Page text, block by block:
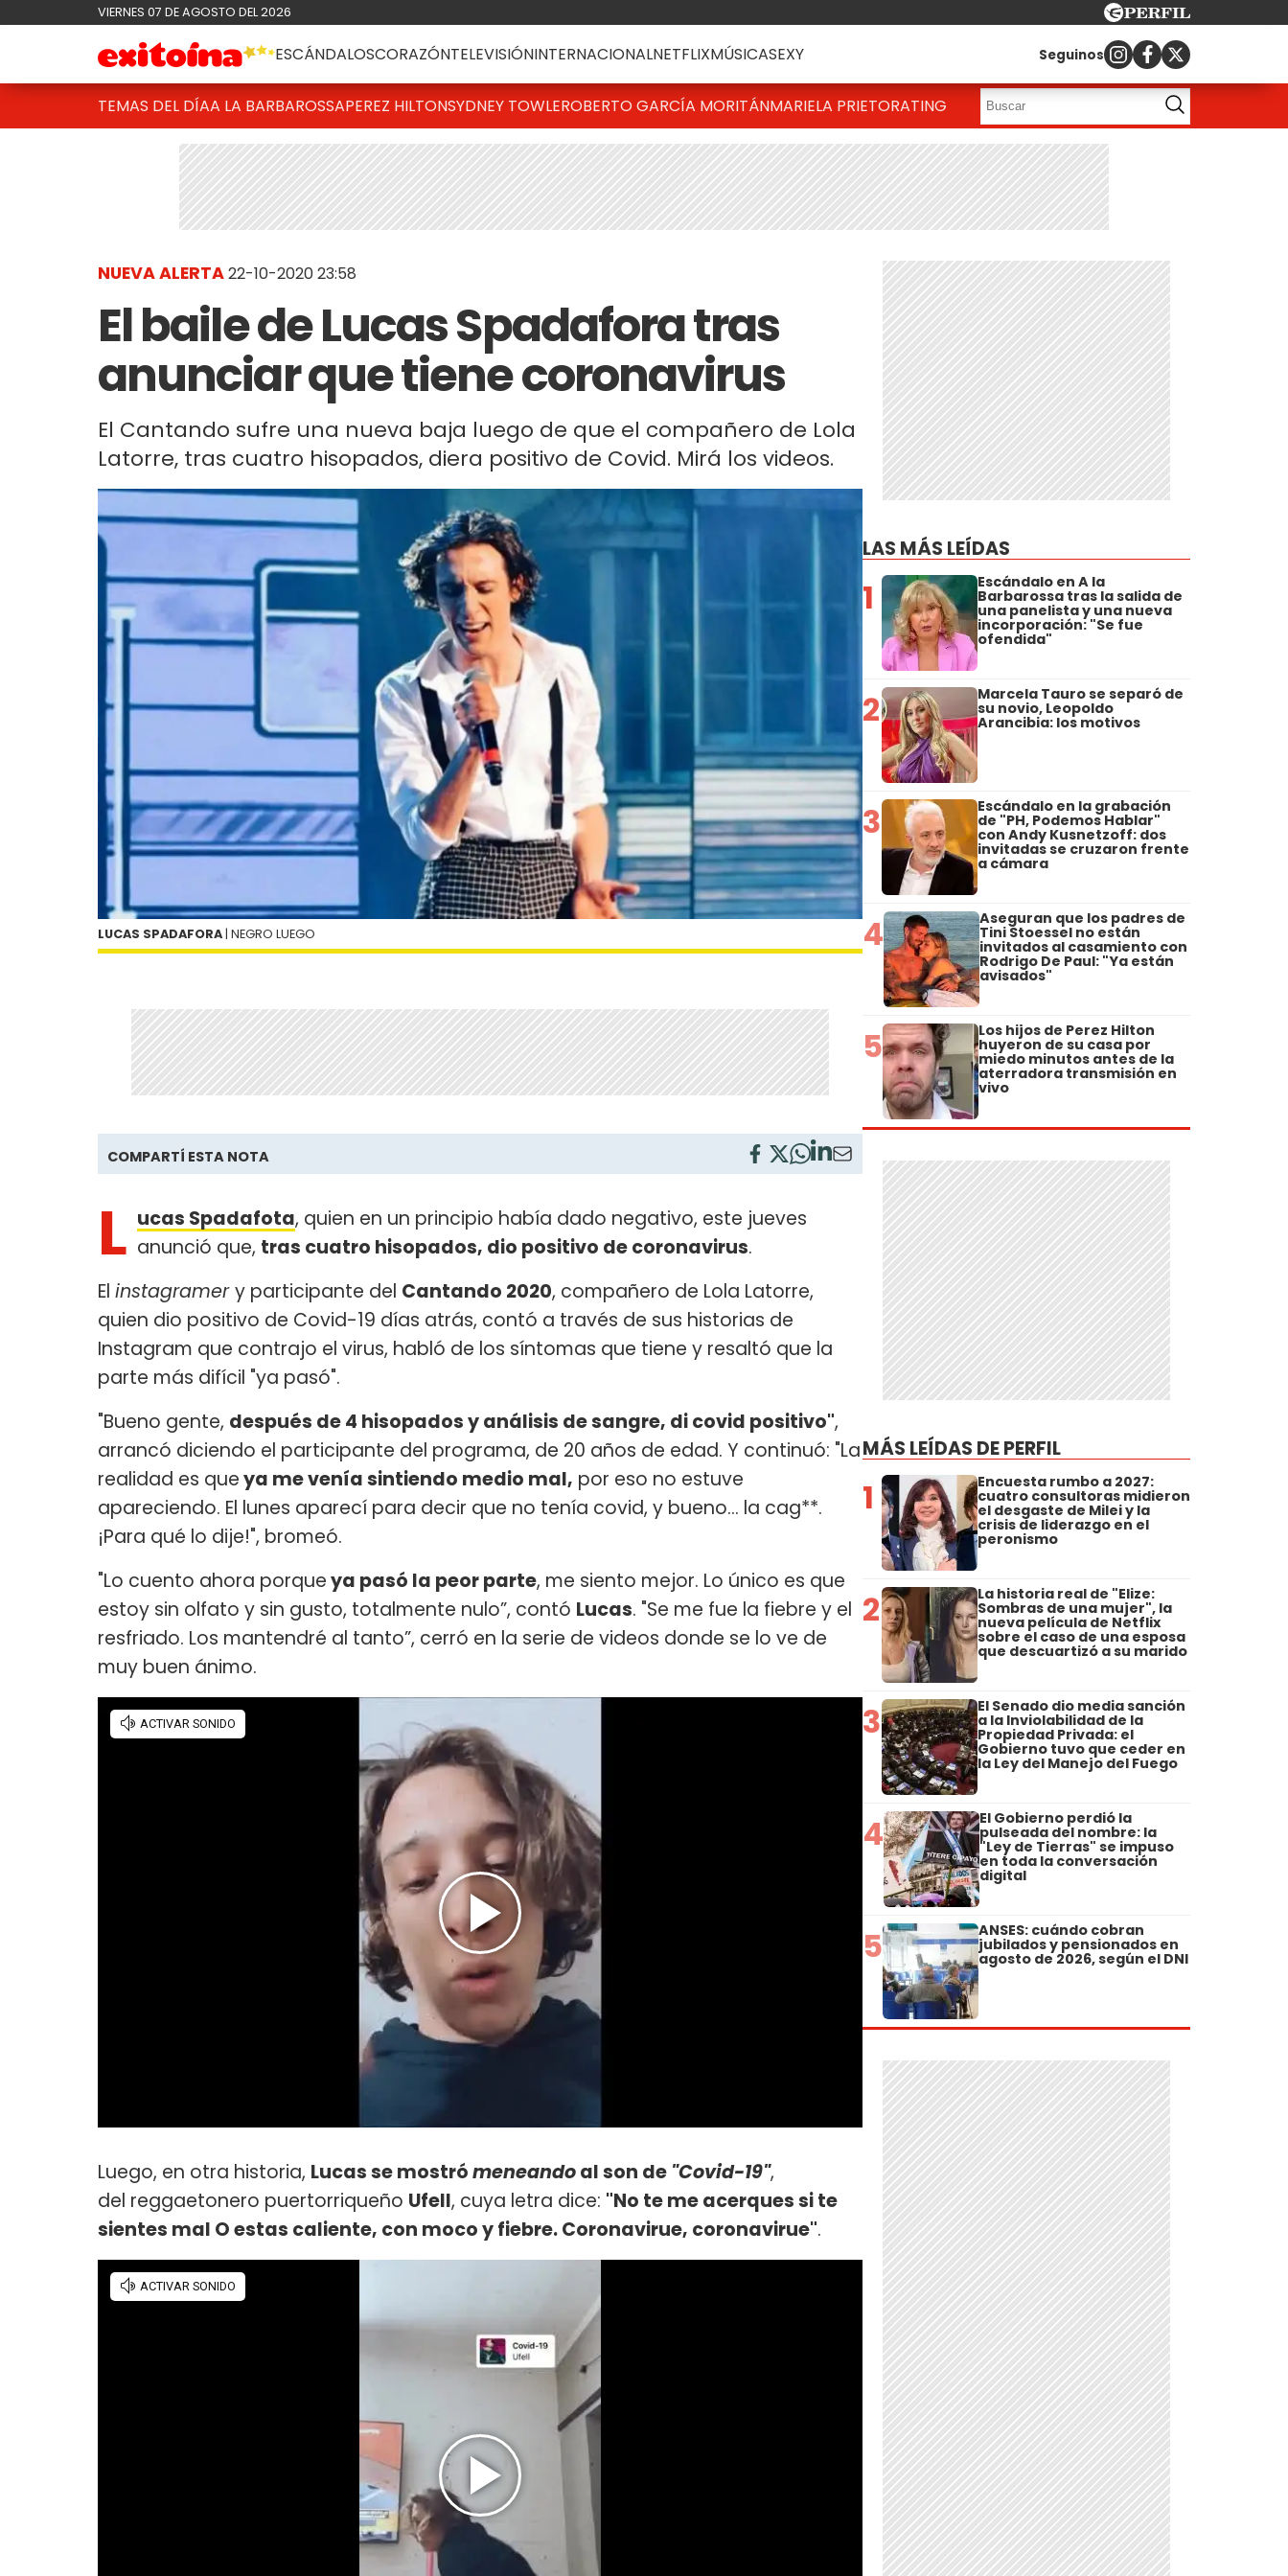
VIERNES 07 DE AGOSTO DEL 2026
ESCÁNDALOSCORAZÓNTELEVISIÓNINTERNACIONALNETFLIXMÚSICASEXY Seguinos
TEMAS DEL DÍAA LA BARBAROSSAPEREZ HILTONSYDNEY TOWLEROBERTO GARCÍA MORITÁNMARIELA PRIETORATING
NUEVA ALERTA22-10-2020 23:58
El baile de Lucas Spadafora tras
anunciar que tiene coronavirus
El Cantando sufre una nueva baja luego de que el compañero de Lola
Latorre, tras cuatro hisopados, diera positivo de Covid. Mirá los videos.
LUCAS SPADAFORA | NEGRO LUEGO
COMPARTÍ ESTA NOTA
L ucas Spadafota, quien en un principio había dado negativo, este jueves
anunció que, tras cuatro hisopados, dio positivo de coronavirus.
El instagramery participante del Cantando 2020, compañero de Lola Latorre,
quien dio positivo de Covid-19 días atrás, contó a través de sus historias de
Instagram que contrajo el virus, habló de los síntomas que tiene y resaltó que la
parte más difícil "ya pasó".
"Bueno gente, después de 4 hisopados y análisis de sangre, di covid positivo",
arrancó diciendo el participante del programa, de 20 años de edad. Y continuó: "La
realidad es queya me venía sintiendo medio mal, por eso no estuve
apareciendo. El lunes aparecí para decir que no tenía covid, y bueno... la cag**.
¡Para qué lo dije!", bromeó.
"Lo cuento ahora porqueya pasó la peor parte, me siento mejor. Lo único es que
estoy sin olfato y sin gusto, totalmente nulo”, contó Lucas. "Se me fue la fiebre y el
resfriado. Los mantendré al tanto”, cerró en la serie de videos donde se lo ve de
muy buen ánimo.
Luego, en otra historia, Lucas se mostrómeneandoal son de "Covid-19",
del reggaetonero puertorriqueño Ufell, cuya letra dice: "No te me acerques si te
sientes mal O estas caliente, con moco y fiebre. Coronavirue, coronavirue".
LAS MÁS LEÍDAS
1 Escándalo en A la
Barbarossa tras la salida de
una panelista y una nueva
incorporación: "Se fue
ofendida"
2 Marcela Tauro se separó de
su novio, Leopoldo
Arancibia: los motivos
3 Escándalo en la grabación
de "PH, Podemos Hablar"
con Andy Kusnetzoff: dos
invitadas se cruzaron frente
a cámara
4 Aseguran que los padres de
Tini Stoessel no están
invitados al casamiento con
Rodrigo De Paul: "Ya están
avisados"
5 Los hijos de Perez Hilton
huyeron de su casa por
miedo minutos antes de la
aterradora transmisión en
vivo
MÁS LEÍDAS DE PERFIL
1 Encuesta rumbo a 2027:
cuatro consultoras midieron
el desgaste de Milei y la
crisis de liderazgo en el
peronismo
2 La historia real de "Elize:
Sombras de una mujer", la
nueva película de Netflix
sobre el caso de una esposa
que descuartizó a su marido
3 El Senado dio media sanción
a la Inviolabilidad de la
Propiedad Privada: el
Gobierno tuvo que ceder en
la Ley del Manejo del Fuego
4 El Gobierno perdió la
pulseada del nombre: la
"Ley de Tierras" se impuso
en toda la conversación
digital
5 ANSES: cuándo cobran
jubilados y pensionados en
agosto de 2026, según el DNI